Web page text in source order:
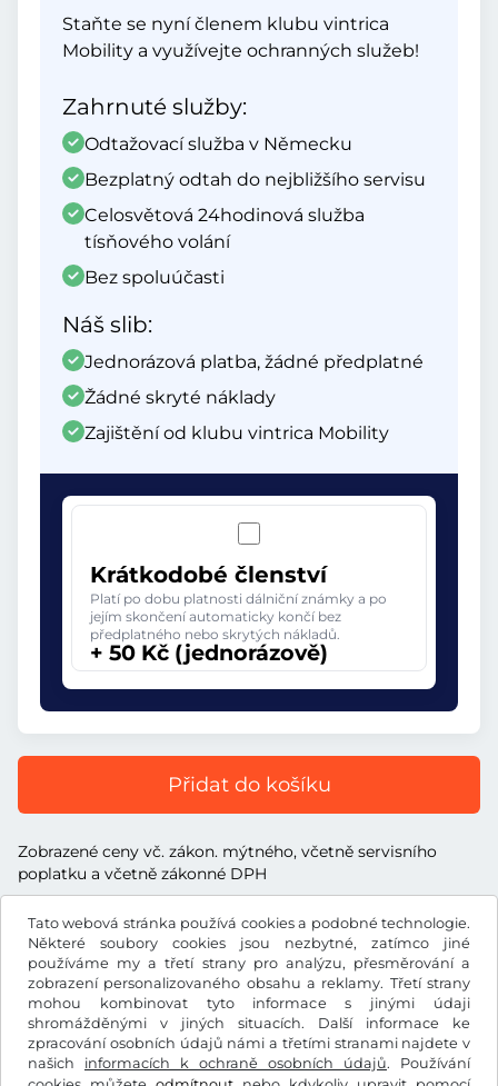
Tato webová stránka používá cookies a podobné technologie.
Některé soubory cookies jsou nezbytné, zatímco jiné
používáme my a třetí strany pro analýzu, přesměrování a
zobrazení personalizovaného obsahu a reklamy. Třetí strany
mohou kombinovat tyto informace s jinými údaji
shromážděnými v jiných situacích. Další informace ke
zpracování osobních údajů námi a třetími stranami najdete v
našich informacích k ochraně osobních údajů. Používání
Staňte se nyní členem klubu vintrica
Mobility a využívejte ochranných služeb!
Zahrnuté služby:
Odtažovací služba v Německu
Bezplatný odtah do nejbližšího servisu
Celosvětová 24hodinová služba
tísňového volání
Bez spoluúčasti
Náš slib:
Jednorázová platba, žádné předplatné
Žádné skryté náklady
Zajištění od klubu vintrica Mobility
Krátkodobé členství
Platí po dobu platnosti dálniční známky a po
jejím skončení automaticky končí bez
předplatného nebo skrytých nákladů.
+ 50 Kč (jednorázově)
Přidat do košíku
Zobrazené ceny vč. zákon. mýtného, včetně servisního
poplatku a včetně zákonné DPH
KčCZK
Facebook Instagram